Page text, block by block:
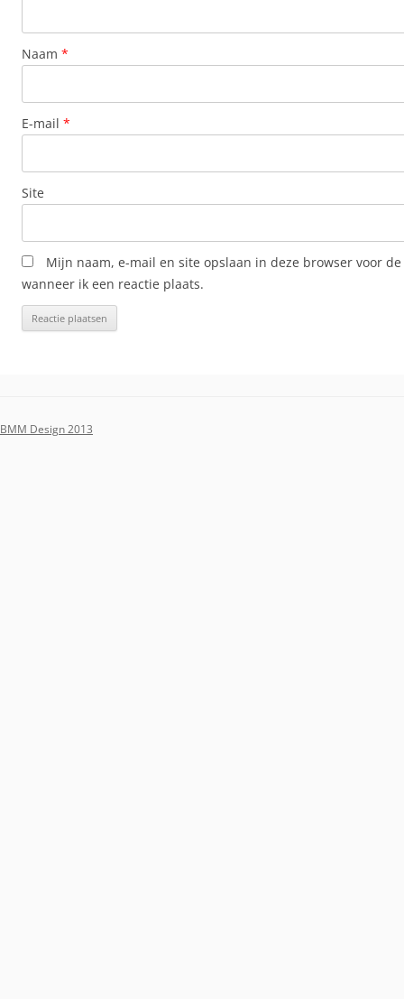
Naam *
E-mail *
Site
Mijn naam, e-mail en site opslaan in deze browser voor
wanneer ik een reactie plaats.
BMM Design 2013